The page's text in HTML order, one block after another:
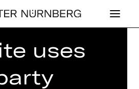
>Artists> Francesc
uses